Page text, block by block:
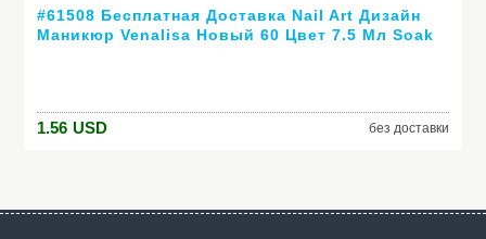
#61508 Бесплатная Доставка Nail Art Дизайн
Маникюр Venalisa Новый 60 Цвет 7.5 Мл Soak
1.56 USD без доставки